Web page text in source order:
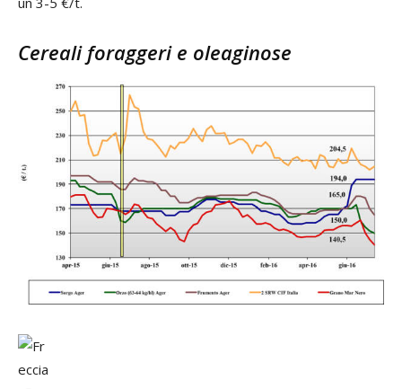
Cereali foraggeri e oleaginose